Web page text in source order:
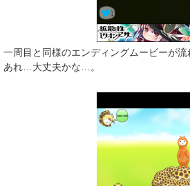
一周目と同様のエンディングムービーが流
あれ…大丈夫かな…。